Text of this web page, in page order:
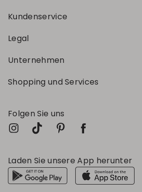
Kundenservice
Legal
Unternehmen
Shopping und Services
Folgen Sie uns
Laden Sie unsere App herunter